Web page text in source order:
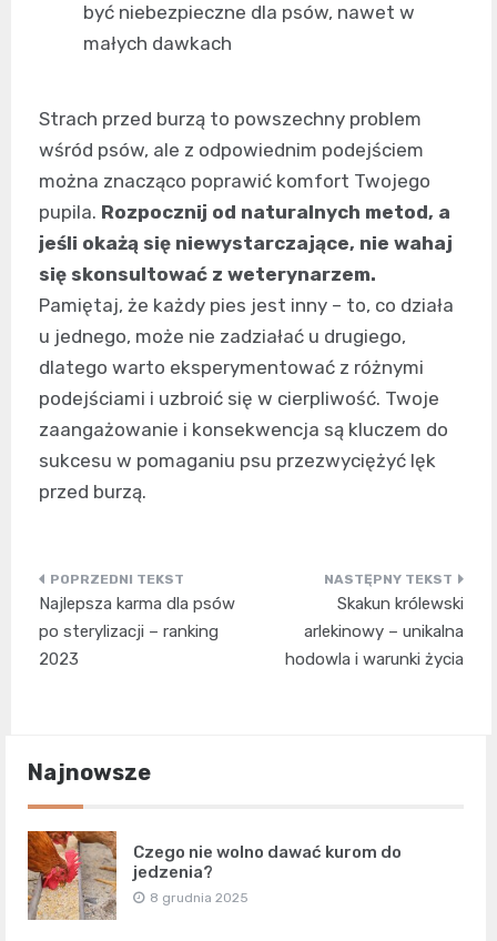
być niebezpieczne dla psów, nawet w
małych dawkach
Strach przed burzą to powszechny problem
wśród psów, ale z odpowiednim podejściem
można znacząco poprawić komfort Twojego
pupila. Rozpocznij od naturalnych metod, a
jeśli okażą się niewystarczające, nie wahaj
się skonsultować z weterynarzem.
Pamiętaj, że każdy pies jest inny – to, co działa
u jednego, może nie zadziałać u drugiego,
dlatego warto eksperymentować z różnymi
podejściami i uzbroić się w cierpliwość. Twoje
zaangażowanie i konsekwencja są kluczem do
sukcesu w pomaganiu psu przezwyciężyć lęk
przed burzą.
Nawigacja
wpisu
Najlepsza karma dla psów
po sterylizacji – ranking
2023
Skakun królewski
arlekinowy – unikalna
hodowla i warunki życia
Najnowsze
Czego nie wolno dawać kurom do
jedzenia?
8 grudnia 2025